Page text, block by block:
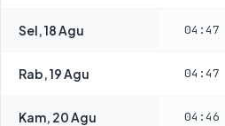
Sel, 18 Agu 04:47
Rab, 19 Agu 04:47
Kam, 20 Agu 04:46